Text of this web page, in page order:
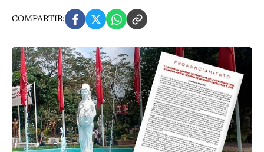
COMPARTIR: